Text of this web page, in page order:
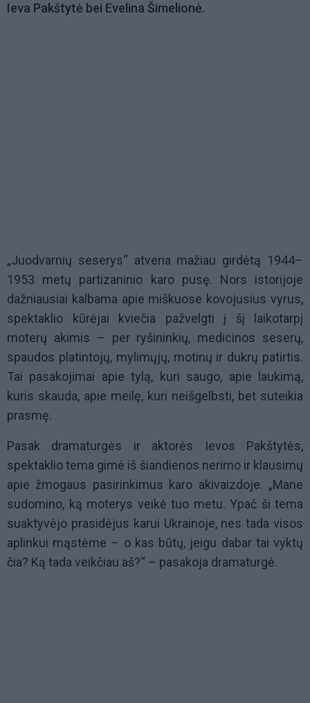
Ieva Pakštytė bei Evelina Šimelionė.
„Juodvarnių seserys“ atveria mažiau girdėtą 1944–
1953 metų partizaninio karo pusę. Nors istorijoje
dažniausiai kalbama apie miškuose kovojusius vyrus,
spektaklio kūrėjai kviečia pažvelgti į šį laikotarpį
moterų akimis – per ryšininkių, medicinos seserų,
spaudos platintojų, mylimųjų, motinų ir dukrų patirtis.
Tai pasakojimai apie tylą, kuri saugo, apie laukimą,
kuris skauda, apie meilę, kuri neišgelbsti, bet suteikia
prasmę.
Pasak dramaturgės ir aktorės Ievos Pakštytės,
spektaklio tema gimė iš šiandienos nerimo ir klausimų
apie žmogaus pasirinkimus karo akivaizdoje. „Mane
sudomino, ką moterys veikė tuo metu. Ypač ši tema
suaktyvėjo prasidėjus karui Ukrainoje, nes tada visos
aplinkui mąstėme – o kas būtų, jeigu dabar tai vyktų
čia? Ką tada veikčiau aš?“ – pasakoja dramaturgė.